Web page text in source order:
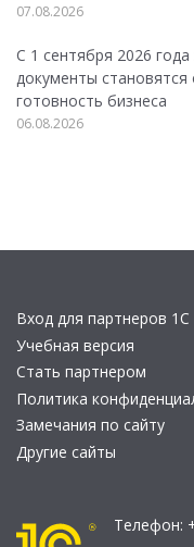
07.08.2026
С 1 сентября 2026
документы
готовность бизнеса
06.08.2026
Вход для партнеров 1С
Учебная версия
Стать партнером
Политика
Замечания по сайту
Другие сайты
Телефон: